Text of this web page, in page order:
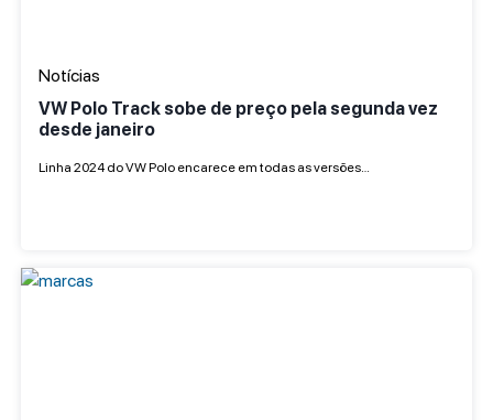
Notícias
VW Polo Track sobe de preço pela segunda vez
desde janeiro
Linha 2024 do VW Polo encarece em todas as versões…